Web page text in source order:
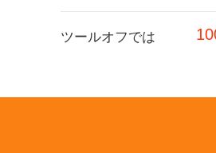
ツールオフでは